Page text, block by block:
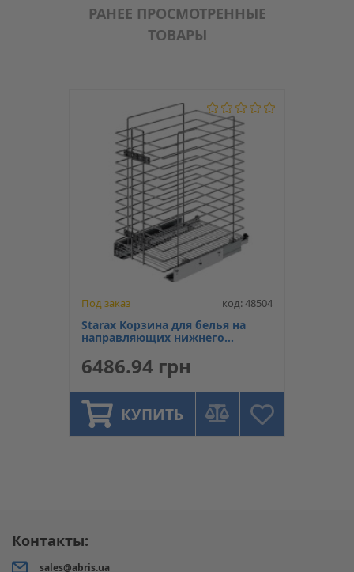
РАНЕЕ ПРОСМОТРЕННЫЕ
ТОВАРЫ
Под заказ код: 48504
Starax Корзина для белья на
направляющих нижнего
доводчик,440х470х550,секція
500мм, ХРОМ
6486.94 грн
КУПИТЬ
Контакты:
sales@abris.ua